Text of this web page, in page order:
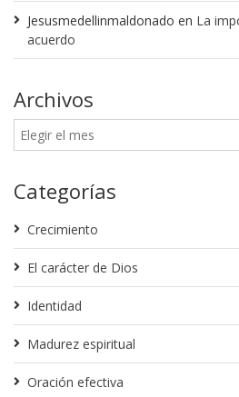
Jesusmedellinmaldonado en La
acuerdo
Archivos
Categorías
Crecimiento
El carácter de Dios
Identidad
Madurez espiritual
Oración efectiva